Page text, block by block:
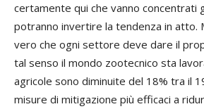
certamente qui che vanno concentrati
potranno invertire la tendenza in atto.
vero che ogni settore deve dare il
tal senso il mondo zootecnico sta
agricole sono diminuite del 18% tra il
misure di mitigazione più efficaci a